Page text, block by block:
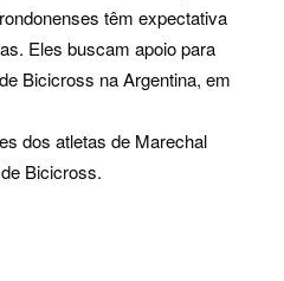
têm expectativa
Eles buscam apoio para
Bicicross na Argentina, em
dos atletas de Marechal
Bicicross.